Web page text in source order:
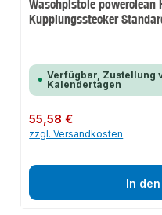
Waschpistole powerclean
Kupplungsstecker
Verfügbar, Zustellung
Kalendertagen
Regulärer Preis:
55,58 €
zzgl. Versandkosten
In